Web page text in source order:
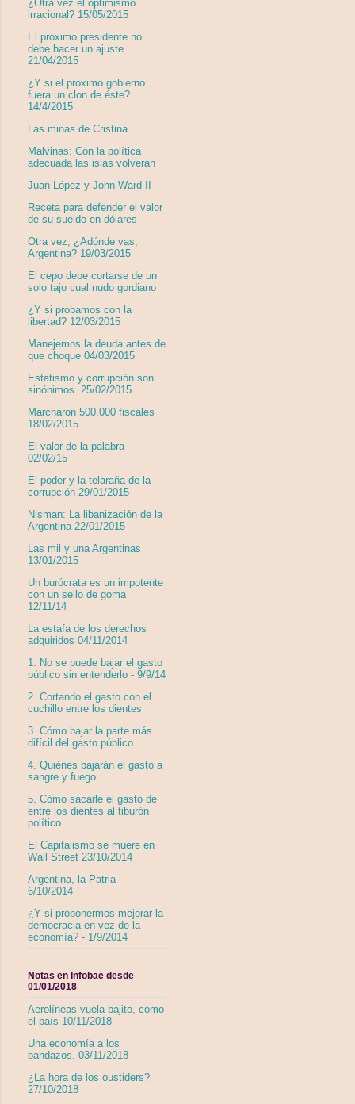
¿Otra vez el optimismo
irracional? 15/05/2015
El próximo presidente no
debe hacer un ajuste
21/04/2015
¿Y si el próximo gobierno
fuera un clon de éste?
14/4/2015
Las minas de Cristina
Malvinas: Con la política
adecuada las islas volverán
Juan López y John Ward II
Receta para defender el valor
de su sueldo en dólares
Otra vez, ¿Adónde vas,
Argentina? 19/03/2015
El cepo debe cortarse de un
solo tajo cual nudo gordiano
¿Y si probamos con la
libertad? 12/03/2015
Manejemos la deuda antes de
que choque 04/03/2015
Estatismo y corrupción son
sinónimos. 25/02/2015
Marcharon 500,000 fiscales
18/02/2015
El valor de la palabra
02/02/15
El poder y la telaraña de la
corrupción 29/01/2015
Nisman: La libanización de la
Argentina 22/01/2015
Las mil y una Argentinas
13/01/2015
Un burócrata es un impotente
con un sello de goma
12/11/14
La estafa de los derechos
adquiridos 04/11/2014
1. No se puede bajar el gasto
público sin entenderlo - 9/9/14
2. Cortando el gasto con el
cuchillo entre los dientes
3. Cómo bajar la parte más
difícil del gasto público
4. Quiénes bajarán el gasto a
sangre y fuego
5. Cómo sacarle el gasto de
entre los dientes al tiburón
político
El Capitalismo se muere en
Wall Street 23/10/2014
Argentina, la Patria -
6/10/2014
¿Y si proponermos mejorar la
democracia en vez de la
economía? - 1/9/2014
Notas en Infobae desde
01/01/2018
Aerolíneas vuela bajito, como
el país 10/11/2018
Una economía a los
bandazos. 03/11/2018
¿La hora de los oustiders?
27/10/2018